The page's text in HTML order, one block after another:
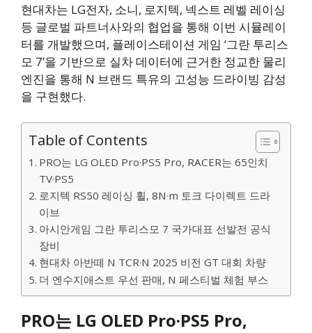
현대차는 LG전자, 소니, 로지텍, 넥스트 레벨 레이싱
등 글로벌 파트너사와의 협업을 통해 이번 시뮬레이
터를 개발했으며, 플레이스테이션 게임 ‘그란 투리스
모 7’을 기반으로 실차 데이터에 근거한 정교한 물리
엔진을 통해 N 브랜드 특유의 고성능 드라이빙 감성
을 구현했다.
Table of Contents
PRO는 LG OLED Pro·PS5 Pro, RACER는 65인치
TV·PS5
로지텍 RS50 레이싱 휠, 8N·m 토크 다이렉트 드라
이브
아시안게임 그란 투리스모 7 국가대표 선발전 공식
장비
현대차 아반떼 N TCR·N 2025 비전 GT 대회 차량
더 엔수지애스트 우선 판매, N 페스티벌 체험 부스
PRO는 LG OLED Pro·PS5 Pro,